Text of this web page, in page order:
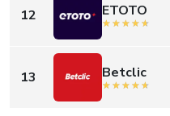
12 ETOTO
13 Betclic